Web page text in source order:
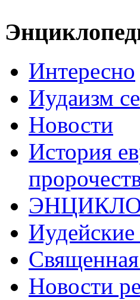
Интересно
Иудаизм
Новости
История
Новости